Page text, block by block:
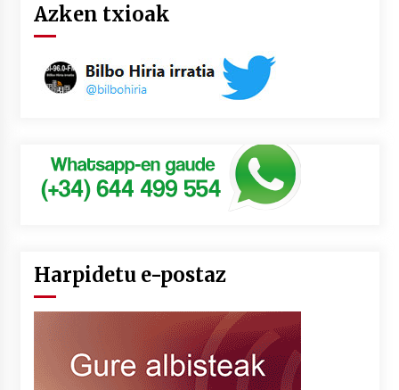
Azken txioak
Harpidetu e-postaz